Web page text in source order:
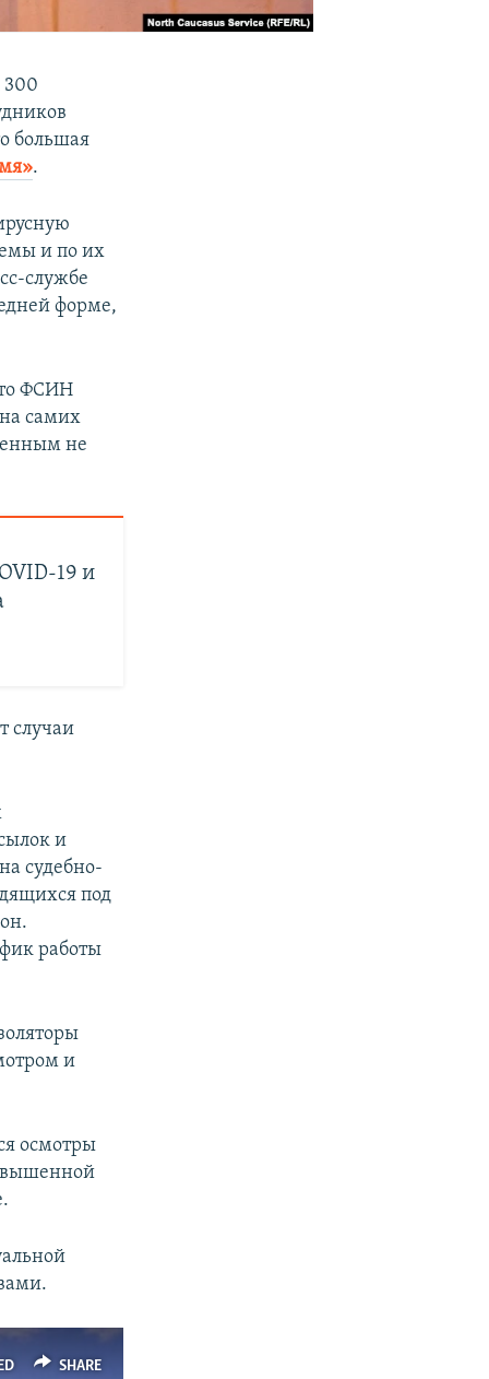
300
большая
.
и по их
службе
форме,
ФСИН
самих
не
19 и
случаи
и
судебно-
под
работы
и
осмотры
SHARE